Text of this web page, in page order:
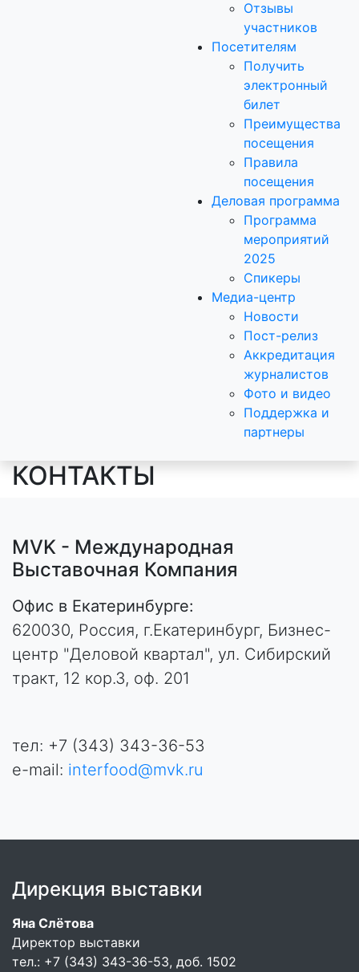
Отзывы
участников
Посетителям
Получить
электронный
билет
Преимущества
посещения
Правила
посещения
Деловая программа
Программа
мероприятий
2025
Спикеры
Медиа-центр
Новости
Пост-релиз
Аккредитация
журналистов
Фото и видео
Поддержка и
партнеры
КОНТАКТЫ
MVK - Международная
Выставочная Компания
Офис в Екатеринбурге:
620030, Россия, г.Екатеринбург, Бизнес-
центр "Деловой квартал", ул. Сибирский
тракт, 12 кор.3, оф. 201
тел: +7 (343) 343-36-53
e-mail: interfood@mvk.ru
Дирекция выставки
Яна Слётова
Директор выставки
тел.: +7 (343) 343-36-53, доб. 1502